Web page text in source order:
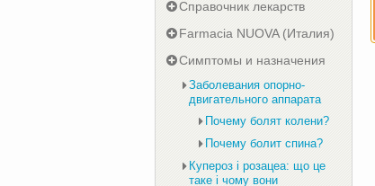
Справочник лекарств
Farmacia NUOVA (Италия)
Симптомы и назначения
Заболевания опорно-
двигательного аппарата
Почему болят колени?
Почему болит спина?
Купероз і розацеа: що це
таке і чому вони